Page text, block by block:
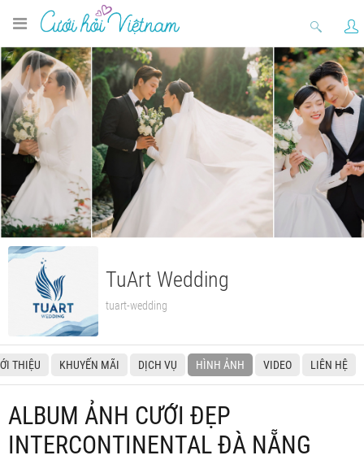
TuArt Wedding
tuart-wedding
THIỆU KHUYẾN MÃI DỊCH VỤ HÌNH ẢNH VIDEO LIÊN HỆ
ALBUM ẢNH CƯỚI ĐẸP
INTERCONTINENTAL ĐÀ NẴNG